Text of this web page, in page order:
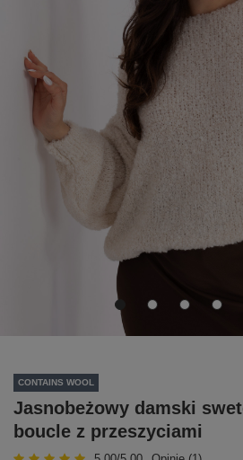
CONTAINS WOOL
Jasnobeżowy damski
boucle z przeszyciami